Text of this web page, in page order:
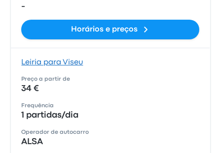
-
Horários e preços
Leiria para Viseu
Preço a partir de
34 €
Frequência
1 partidas/dia
Operador de autocarro
ALSA